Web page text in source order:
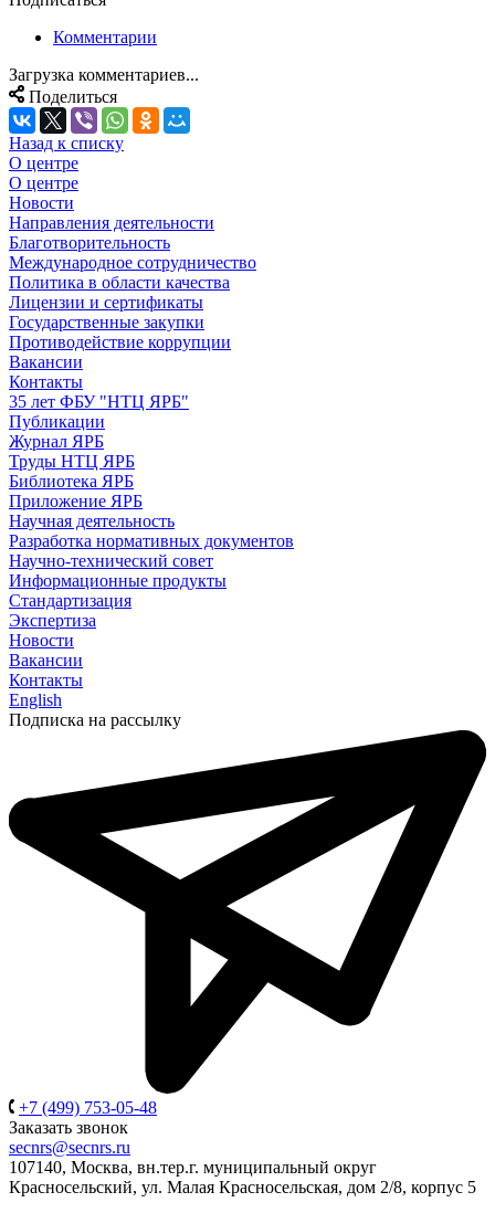
Комментарии
Загрузка комментариев...
Поделиться
Назад к списку
О центре
О центре
Новости
Направления деятельности
Благотворительность
Международное сотрудничество
Политика в области качества
Лицензии и сертификаты
Государственные закупки
Противодействие коррупции
Вакансии
Контакты
35 лет ФБУ "НТЦ ЯРБ"
Публикации
Журнал ЯРБ
Труды НТЦ ЯРБ
Библиотека ЯРБ
Приложение ЯРБ
Научная деятельность
Разработка нормативных документов
Научно-технический совет
Информационные продукты
Стандартизация
Экспертиза
Новости
Вакансии
Контакты
English
Подписка на рассылку
+7 (499) 753-05-48
Заказать звонок
secnrs@secnrs.ru
107140, Москва, вн.тер.г. муниципальный округ
Красносельский, ул. Малая Красносельская, дом 2/8, корпус 5